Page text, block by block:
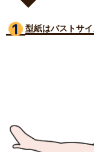
型紙はバストサ